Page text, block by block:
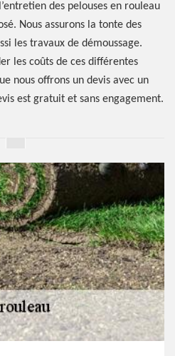
des pelouses en rouleau
Nous assurons la tonte des
les travaux de démoussage.
les coûts de ces différentes
nous offrons un devis avec un
est gratuit et sans engagement.